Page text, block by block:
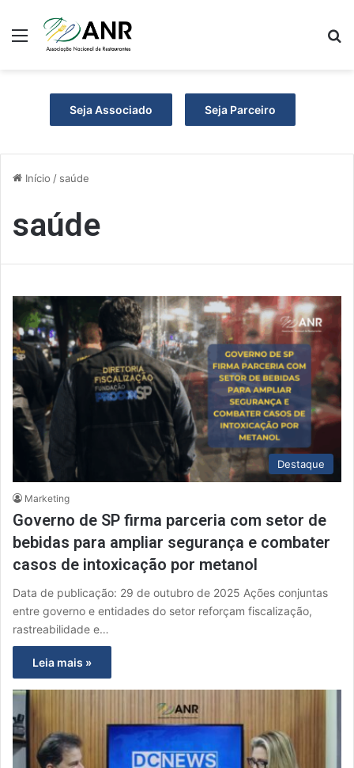
Menu
Seja Associado Seja Parceiro
Início / saúde
saúde
Destaque
Marketing
Governo de SP firma parceria com setor de
bebidas para ampliar segurança e combater
casos de intoxicação por metanol
Data de publicação: 29 de outubro de 2025 Ações conjuntas
entre governo e entidades do setor reforçam fiscalização,
rastreabilidade e…
Leia mais »